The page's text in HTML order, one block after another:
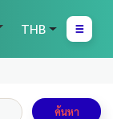
THB
ค้นหา